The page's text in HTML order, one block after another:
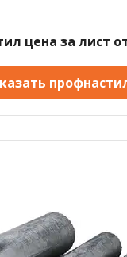
цена за лист